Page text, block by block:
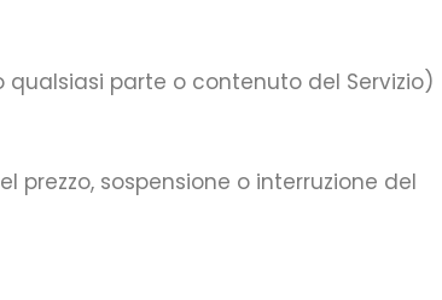
parte o contenuto del Servizio)
sospensione o interruzione del